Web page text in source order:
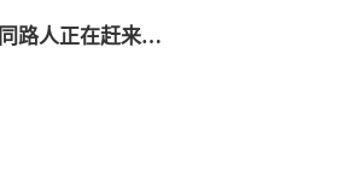
同路人正在赶来…